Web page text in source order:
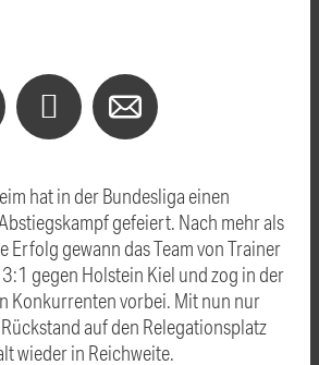
hat in der Bundesliga einen
gefeiert. Nach mehr als
Erfolg gewann das Team von Trainer
gegen Holstein Kiel und zog in der
Konkurrenten vorbei. Mit nun nur
auf den Relegationsplatz
wieder in Reichweite.